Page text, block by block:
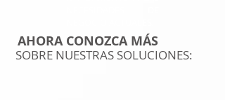
AHORA CONOZCA MÁS
SOBRE NUESTRAS SOLUCIONES: